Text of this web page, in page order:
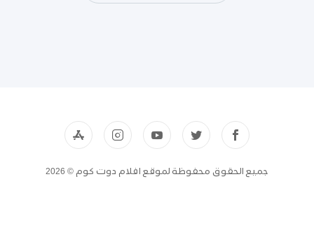
جميع الحقوق محفوظة لموقع افلام دوت كوم © 2026